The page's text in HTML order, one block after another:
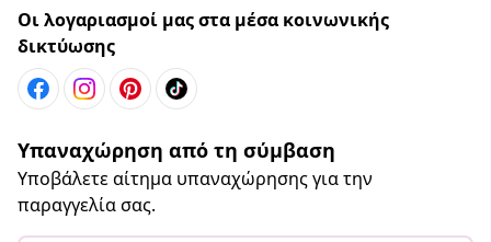
Οι λογαριασμοί μας στα μέσα κοινωνικής
δικτύωσης
Υπαναχώρηση από τη σύμβαση
Υποβάλετε αίτημα υπαναχώρησης για την
παραγγελία σας.